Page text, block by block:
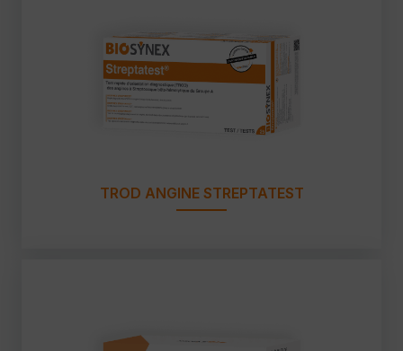
TROD ANGINE STREPTATEST